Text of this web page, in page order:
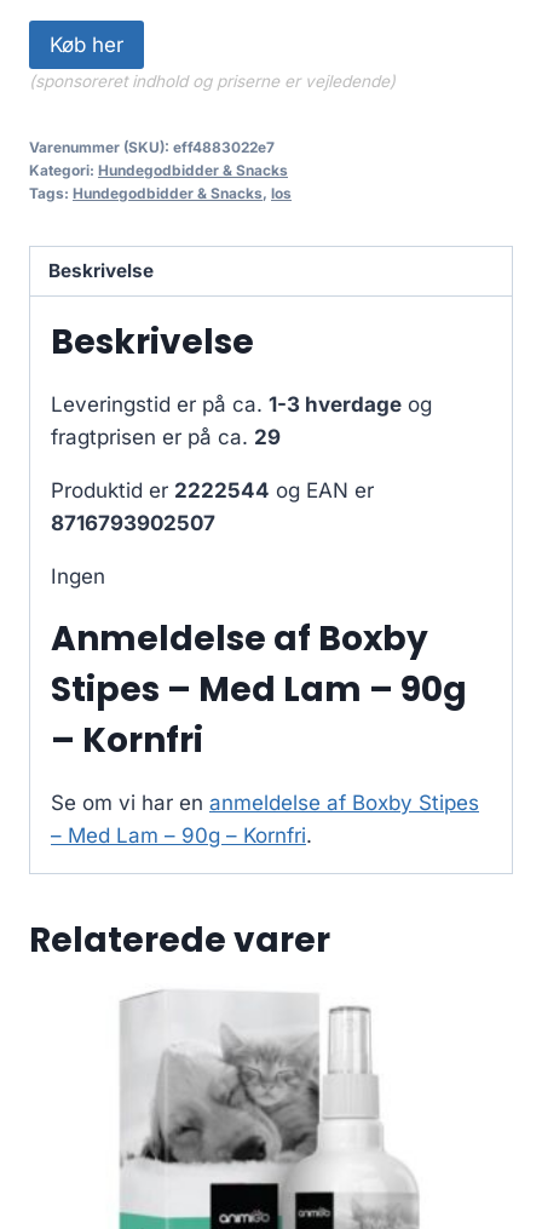
Køb her
(sponsoreret indhold og priserne er vejledende)
Varenummer (SKU): eff4883022e7
Kategori: Hundegodbidder & Snacks
Tags: Hundegodbidder & Snacks, los
Beskrivelse
Beskrivelse
Leveringstid er på ca. 1-3 hverdage og
fragtprisen er på ca. 29
Produktid er 2222544 og EAN er
8716793902507
Ingen
Anmeldelse af Boxby
Stipes – Med Lam – 90g
– Kornfri
Se om vi har en anmeldelse af Boxby Stipes
– Med Lam – 90g – Kornfri.
Relaterede varer